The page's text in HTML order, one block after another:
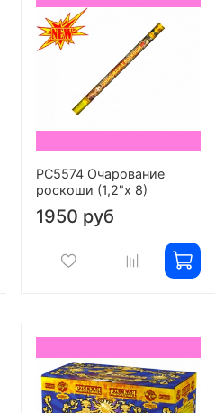
РС5574 Очарование
роскоши (1,2"х 8)
1950 руб